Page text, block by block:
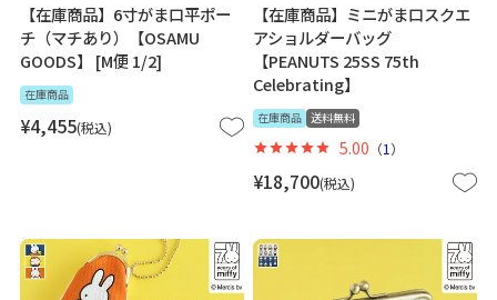
【在庫商品】6寸がま口平ポー
チ（マチあり）【OSAMU
GOODS】 [M便 1/2]
在庫商品
¥4,455 税込
【在庫商品】ミニがま口スクエ
アショルダーバッグ
【PEANUTS 25SS 75th
Celebrating】
在庫商品 送料無料
¥18,700 税込
5.00 （1 ）